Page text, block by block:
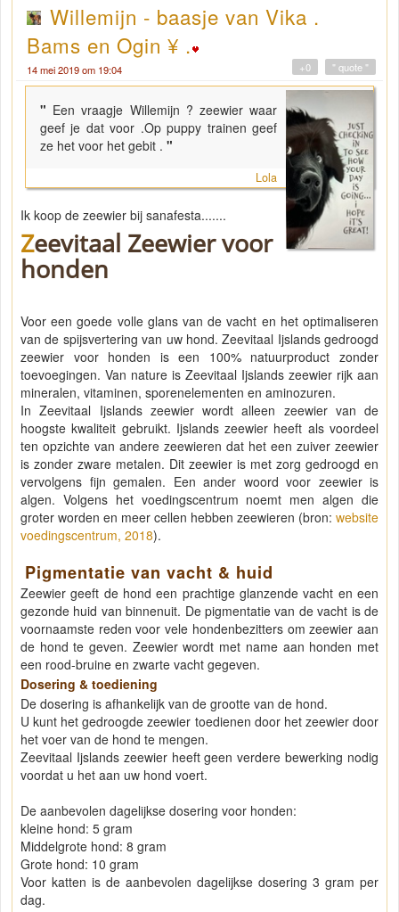
Willemijn - baasje van Vika .
Bams en Ogin ¥ .
14 mei 2019 om 19:04 " quote "
+0
" Een vraagje Willemijn ? zeewier waar
geef je dat voor .Op puppy trainen geef
ze het voor het gebit . "
Lola
Ik koop de zeewier bij sanafesta.......
Zeevitaal Zeewier voor
honden
Voor een goede volle glans van de vacht en het optimaliseren
van de spijsvertering van uw hond. Zeevitaal Ijslands gedroogd
zeewier voor honden is een 100% natuurproduct zonder
toevoegingen. Van nature is Zeevitaal Ijslands zeewier rijk aan
mineralen, vitaminen, sporenelementen en aminozuren.
In Zeevitaal Ijslands zeewier wordt alleen zeewier van de
hoogste kwaliteit gebruikt. Ijslands zeewier heeft als voordeel
ten opzichte van andere zeewieren dat het een zuiver zeewier
is zonder zware metalen. Dit zeewier is met zorg gedroogd en
vervolgens fijn gemalen. Een ander woord voor zeewier is
algen. Volgens het voedingscentrum noemt men algen die
groter worden en meer cellen hebben zeewieren (bron: website
voedingscentrum, 2018).
Pigmentatie van vacht & huid
Zeewier geeft de hond een prachtige glanzende vacht en een
gezonde huid van binnenuit. De pigmentatie van de vacht is de
voornaamste reden voor vele hondenbezitters om zeewier aan
de hond te geven. Zeewier wordt met name aan honden met
een rood-bruine en zwarte vacht gegeven.
Dosering & toediening
De dosering is afhankelijk van de grootte van de hond.
U kunt het gedroogde zeewier toedienen door het zeewier door
het voer van de hond te mengen.
Zeevitaal Ijslands zeewier heeft geen verdere bewerking nodig
voordat u het aan uw hond voert.
De aanbevolen dagelijkse dosering voor honden:
kleine hond: 5 gram
Middelgrote hond: 8 gram
Grote hond: 10 gram
Voor katten is de aanbevolen dagelijkse dosering 3 gram per
dag.